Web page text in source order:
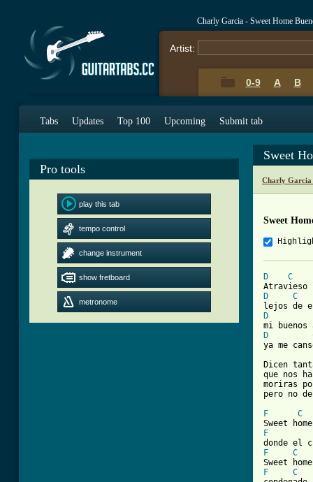
Charly Garcia - Sweet Home
Artist:
0-9 A B
Tabs Updates Top 100 Upcoming Submit tab
Pro tools
play this tab
tempo control
change instrument
show fretboard
metronome
Sweet
Charly Garcia
Sweet
D
C
D
C
D
D
ya me
Dicen
que nos
moriras
pero no
F
C
F
F
C
F
C